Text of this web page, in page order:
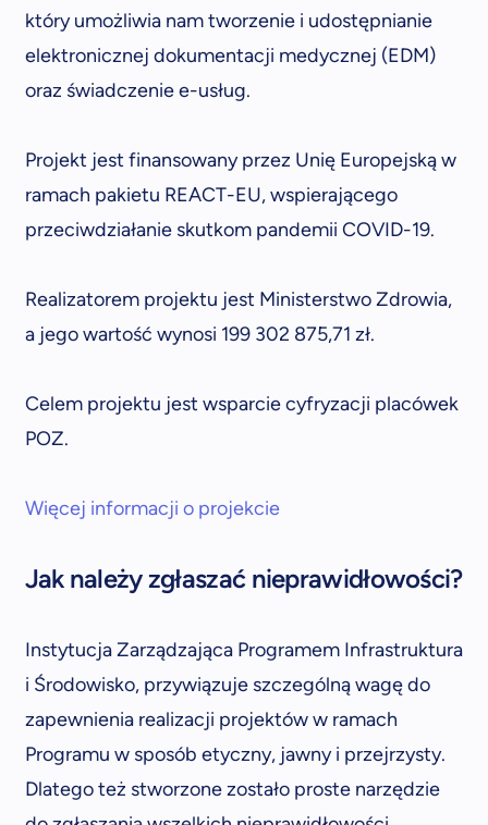
który umożliwia nam tworzenie i udostępnianie
elektronicznej dokumentacji medycznej (EDM)
oraz świadczenie e-usług.
Projekt jest finansowany przez Unię Europejską w
ramach pakietu REACT-EU, wspierającego
przeciwdziałanie skutkom pandemii COVID-19.
Realizatorem projektu jest Ministerstwo Zdrowia,
a jego wartość wynosi 199 302 875,71 zł.
Celem projektu jest wsparcie cyfryzacji placówek
POZ.
Więcej informacji o projekcie
Jak należy zgłaszać nieprawidłowości?
Instytucja Zarządzająca Programem Infrastruktura
i Środowisko, przywiązuje szczególną wagę do
zapewnienia realizacji projektów w ramach
Programu w sposób etyczny, jawny i przejrzysty.
Dlatego też stworzone zostało proste narzędzie